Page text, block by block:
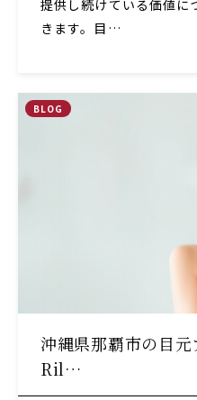
提供し続けている価値に
きます。目…
BLOG
沖縄県那覇市の目
Ril…